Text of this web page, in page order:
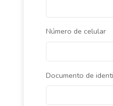
Número de celular
Documento de